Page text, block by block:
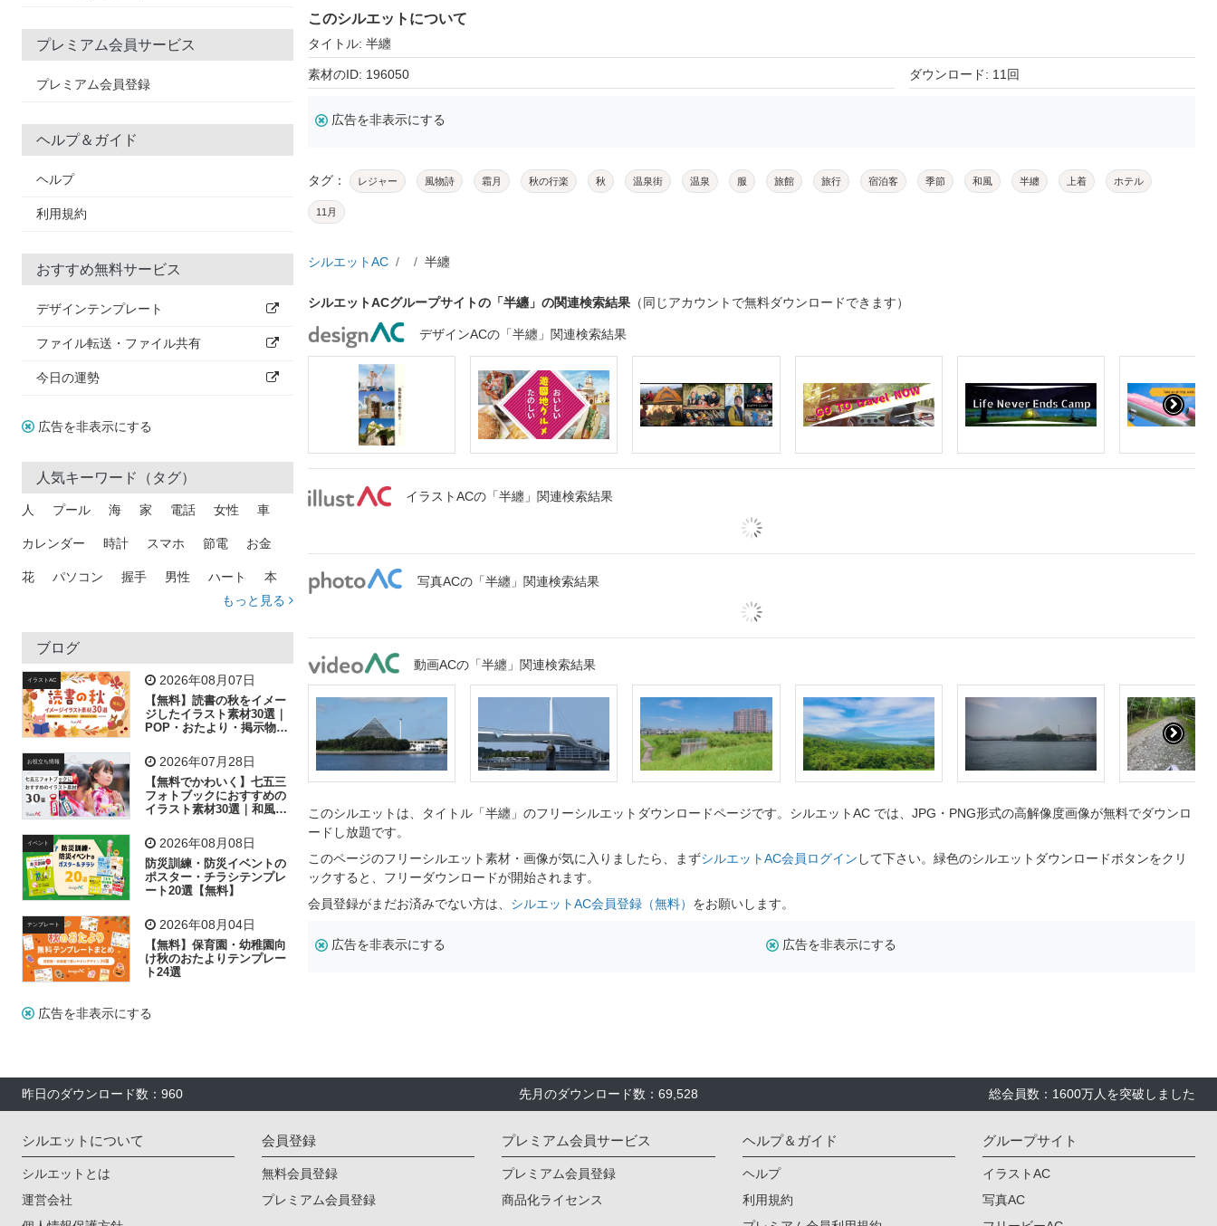
プレミアム会員サービス
プレミアム会員登録
ヘルプ＆ガイド
ヘルプ
利用規約
おすすめ無料サービス
デザインテンプレート
ファイル転送・ファイル共有
今日の運勢
広告を非表示にする
人気キーワード（タグ）
人 プール 海 家 電話 女性 車
カレンダー 時計 スマホ 節電 お金
花 パソコン 握手 男性 ハート 本
トラック 木
吹き出し
飛行機 グラフ ビル 魚 家族 書類
歩く 工場 会社 太陽 キラキラ
子供 作業員 葉 相談 ピクトグラム
もっと見る
ブログ
イラストAC 2026年08月07日
【無料】読書の秋をイメー
ジしたイラスト素材30選｜
POP・おたより・掲示物に
お役立ち情報 2026年07月28日
【無料でかわいく】七五三
フォトブックにおすすめの
イラスト素材30選｜和風の
イベント 2026年08月08日
防災訓練・防災イベントの
ポスター・チラシテンプレ
ート20選【無料】
テンプレート 2026年08月04日
【無料】保育園・幼稚園向
け秋のおたよりテンプレー
ト24選
広告を非表示にする
このシルエットについて
タイトル: 半纏
素材のID: 196050 ダウンロード: 11回
広告を非表示にする
タグ： レジャー 風物詩 霜月 秋の行楽 秋 温泉街 温泉 服 旅館 旅行 宿泊客 季節 和風 半纏 上着 ホテル
11月
シルエットAC 半纏
シルエットACグループサイトの「半纏」の関連検索結果 （同じアカウントで無料ダウンロードできます）
デザインACの「半纏」関連検索結果
イラストACの「半纏」関連検索結果
写真ACの「半纏」関連検索結果
動画ACの「半纏」関連検索結果
このシルエットは、タイトル「半纏」のフリーシルエットダウンロードページです。シルエットAC では、JPG・PNG形式の高解像度画像が無料でダウンロ
ードし放題です。
このページのフリーシルエット素材・画像が気に入りましたら、まずシルエットAC会員ログイン して下さい。緑色のシルエットダウンロードボタンをクリ
ックすると、フリーダウンロードが開始されます。
会員登録がまだお済みでない方は、 シルエットAC会員登録（無料） をお願いします。
広告を非表示にする 広告を非表示にする
昨日のダウンロード数：960 先月のダウンロード数：69,528 総会員数：1600万人を突破しました
シルエットについて
シルエットとは
運営会社
会員登録
無料会員登録
プレミアム会員登録
プレミアム会員サービス
プレミアム会員登録
商品化ライセンス
ヘルプ＆ガイド
ヘルプ
利用規約
グループサイト
イラストAC
写真AC